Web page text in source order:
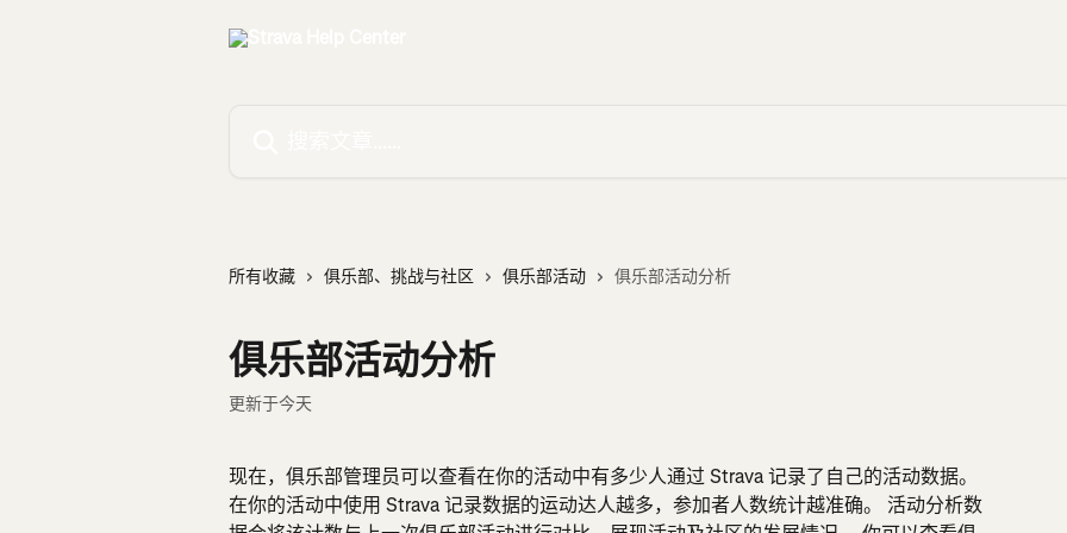
所有收藏 俱乐部、挑战与社区 俱乐部活动 俱乐部活动分析
俱乐部活动分析
更新于今天
现在，俱乐部管理员可以查看在你的活动中有多少人通过 Strava 记录了自己的活动数据。
在你的活动中使用 Strava 记录数据的运动达人越多，参加者人数统计越准确。 活动分析数